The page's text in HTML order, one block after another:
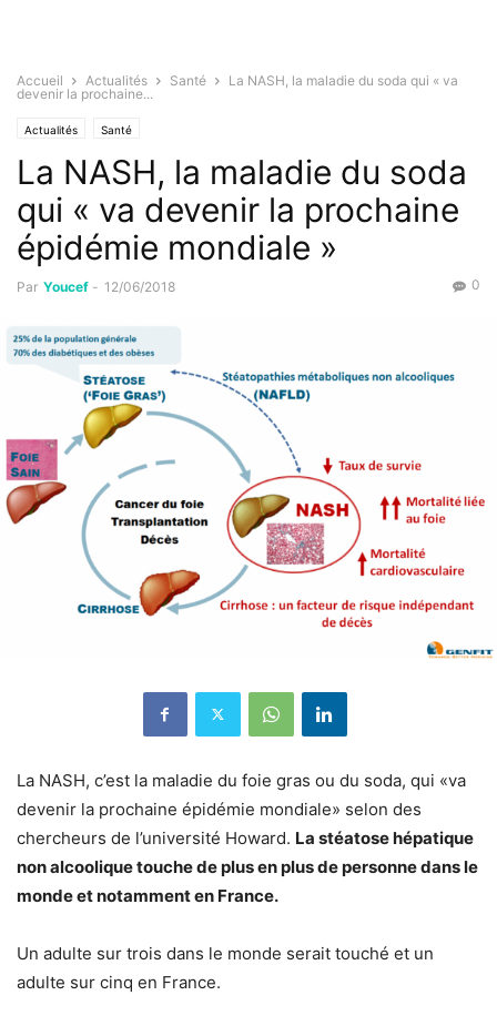
Accueil Actualités Santé
La NASH, la maladie du soda qui « va
devenir la prochaine...
Actualités Santé
La NASH, la maladie du soda
qui « va devenir la prochaine
épidémie mondiale »
Par Youcef - 12/06/2018 0
La NASH, c’est la maladie du foie gras ou du soda, qui «va
devenir la prochaine épidémie mondiale» selon des
chercheurs de l’université Howard. La stéatose hépatique
non alcoolique touche de plus en plus de personne dans le
monde et notamment en France.
Un adulte sur trois dans le monde serait touché et un
adulte sur cinq en France.